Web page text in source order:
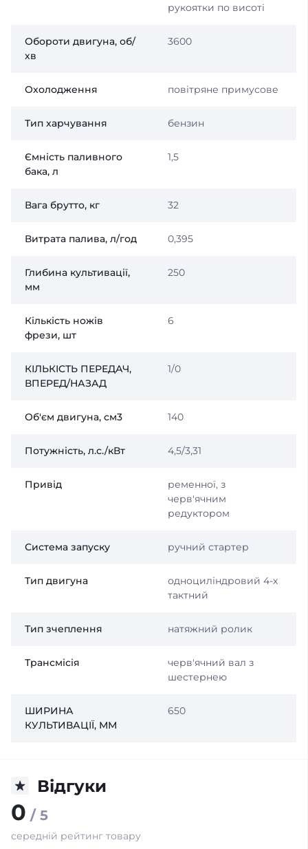
рукоятки по висоті
Обороти двигуна, об/
хв
3600
Охолодження повітряне примусове
Тип харчування бензин
Ємність паливного
бака, л
1,5
Вага брутто, кг 32
Витрата палива, л/год 0,395
Глибина культивації,
мм
250
Кількість ножів
фрези, шт
6
КІЛЬКІСТЬ ПЕРЕДАЧ,
ВПЕРЕД/НАЗАД
1/0
Об'єм двигуна, см3 140
Потужність, л.с./кВт 4,5/3,31
Привід
ременної, з
черв'ячним
редуктором
Система запуску ручний стартер
Тип двигуна
одноциліндровий 4-х
тактний
Тип зчеплення натяжний ролик
Трансмісія
черв'ячний вал з
шестернею
ШИРИНА
КУЛЬТИВАЦІЇ, ММ
650
Відгуки
0 / 5
середній рейтинг товару